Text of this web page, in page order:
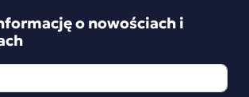
o nowościach i